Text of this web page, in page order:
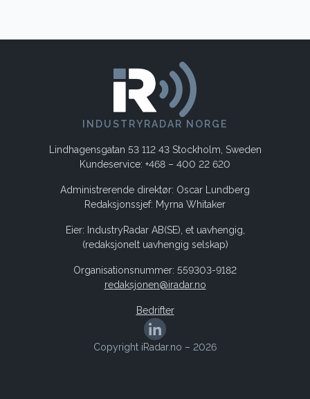
INDUSTRYRADAR NORGE
Lindhagensgatan 53 112 43 Stockholm, Sweden
Kundeservice: +468 – 400 22 620
Administrerende direktør: Oscar Lundberg
Redaksjonssjef: Myrna Whitaker
Eier: IndustryRadar AB(SE), et uavhengig,
(redaksjonelt uavhengig selskap)
Organisationsnummer: 559303-9182
redaksjonen@iradar.no
Bedrifter
Copyright iRadar.no – 2026